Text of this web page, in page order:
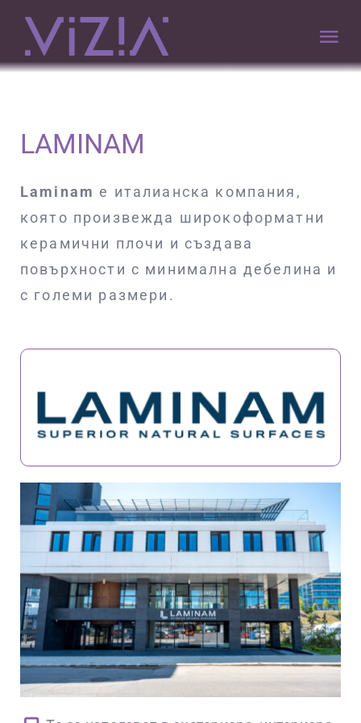
съдържанието
КОМПАНИЯТА
ПОРТФОЛИО
ENGLISH
LAMINAM
Laminam е италианска компания,
която произвежда широкоформатни
керамични плочи и създава
повърхности с минимална дебелина и
с големи размери.